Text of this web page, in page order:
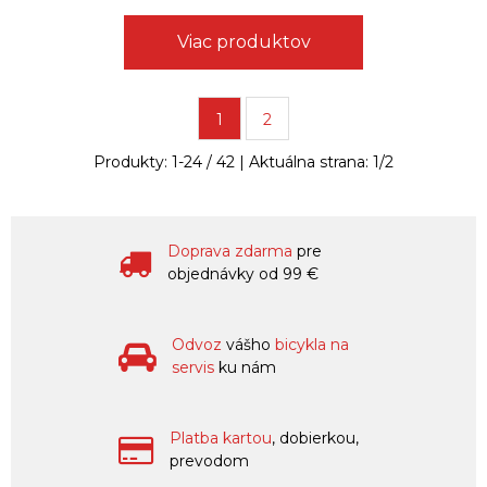
Viac produktov
1 2
Produkty: 1-24 / 42 | Aktuálna strana: 1/2
Doprava zdarma pre
objednávky od 99 €
Odvoz vášho bicykla na
servis ku nám
Platba kartou, dobierkou,
prevodom